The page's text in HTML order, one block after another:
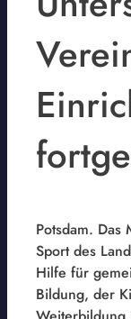
Potsdam.
Sport des
Hilfe für
Bildung, der